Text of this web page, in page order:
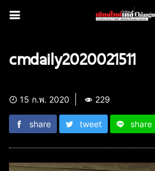
cmdaily2020021511
15 ก.พ. 2020 229
share tweet share